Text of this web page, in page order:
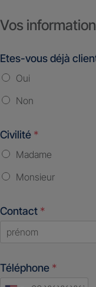
Vos
Etes-vous déjà
Oui
Non
Civilité *
Madame
Monsieur
Contact *
Téléphone *